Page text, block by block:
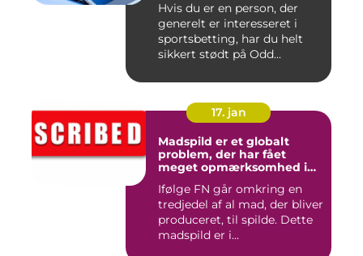
Hvis du er en person, der
generelt er interesseret i
sportsbetting, har du helt
sikkert stødt på Odd...
17. jan
Madspild er et globalt
problem, der har fået
meget opmærksomhed i
Ifølge FN går omkring en
tredjedel af al mad, der bliver
produceret, til spilde. Dette
madspild er i...